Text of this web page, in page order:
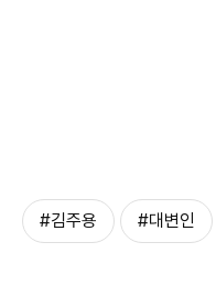
#김주용 #대변인